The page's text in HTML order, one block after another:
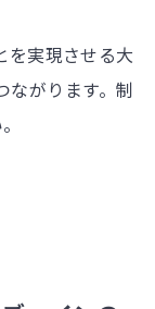
を実現させる大
ながります。制